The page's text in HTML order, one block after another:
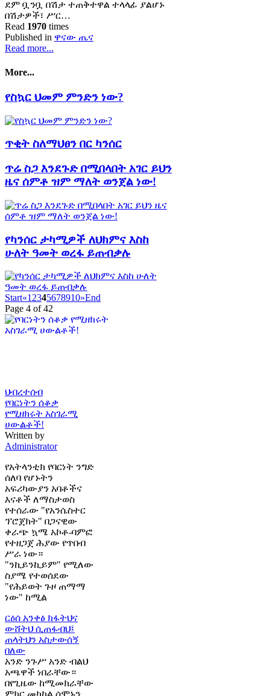
ደም ቧንቧ በሽታ ተጠቅተዋል ተላላፊ ያልሆኑ
በሽታዎች፣ ሥር…
Read 1970 times
Published in ዋናው ጤና
Read more...
More...
የስኳር ህመም ምንድን ነው?
ጥቂት ስለማህፀን በር ካንሰር
ጥሬ ስጋ እንደጉድ በሚበላበት አገር ይህን
ዜና ሰምቶ ዝም ማለት ወንጀል ነው!
የካንሰር ታካሚዎች ለህክምና እስከ
ሁለት ዓመት ወረፋ ይጠብቃሉ
Start«1 2345678910»End
Page 4 of 42
ህብረተሰብ
የባርነትን ሰቆቃ
የሚዘክሩት አስገራሚ
ሀውልቶች!
Written by
Administrator
የአትላንቲክ የባርነት ንግድ
ሰለባ የሆኑትን
አፍሪካውያን አባቶችና
እናቶች ለማስታወስ
የተሰራው "የአንሴስተር
ፕሮጀክት" በጋናዊው
ቀራጭ ኳሜ አኮቶ-ባምፎ
የተዘጋጀ ሕያው የጥበብ
ሥራ ነው።
"ንኪይንኪይም" የሚለው
ስያሜ የተወሰደው
"የሕይወት ጉዞ ጠማማ
ነው" ከሚል
ርዕሰ አንቀፅ ክፋትህና
ውሸትህ ሲጠፋብህ፤
ጠላትህን አስታውሰኝ
በለው
አንድ ንጉሥ አንድ ብልህ
አጫዋች ነበራቸው።
በየጊዜው ከሚመክራቸው